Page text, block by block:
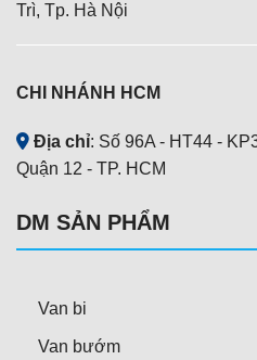
Trì, Tp. Hà Nội
CHI NHÁNH HCM
Địa chỉ: Số 96A - HT44 -
Quận 12 - TP. HCM
DM SẢN PHẨM
Van bi
Van bướm